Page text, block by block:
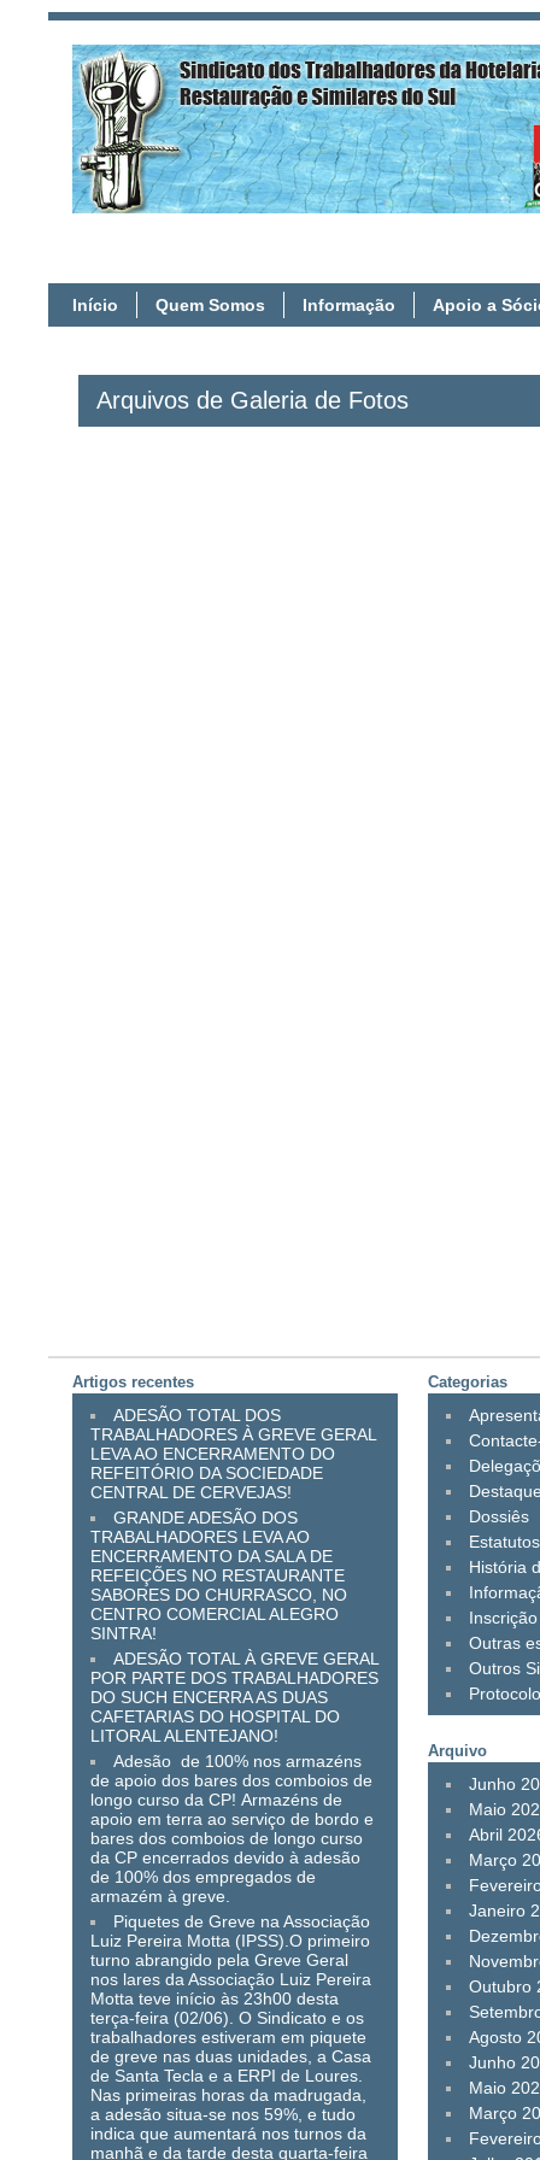
Início Quem Somos Informação Apoio a
Arquivos de Galeria de Fotos
Artigos recentes
ADESÃO TOTAL DOS
TRABALHADORES À GREVE GERAL
LEVA AO ENCERRAMENTO DO
REFEITÓRIO DA SOCIEDADE
CENTRAL DE CERVEJAS!
GRANDE ADESÃO DOS
TRABALHADORES LEVA AO
ENCERRAMENTO DA SALA DE
REFEIÇÕES NO RESTAURANTE
SABORES DO CHURRASCO, NO
CENTRO COMERCIAL ALEGRO
SINTRA!
ADESÃO TOTAL À GREVE GERAL
POR PARTE DOS TRABALHADORES
DO SUCH ENCERRA AS DUAS
CAFETARIAS DO HOSPITAL DO
LITORAL ALENTEJANO!
Adesão de 100% nos armazéns
de apoio dos bares dos comboios de
longo curso da CP! Armazéns de
apoio em terra ao serviço de bordo e
bares dos comboios de longo curso
da CP encerrados devido à adesão
de 100% dos empregados de
armazém à greve.
Piquetes de Greve na Associação
Luiz Pereira Motta (IPSS).O primeiro
turno abrangido pela Greve Geral
nos lares da Associação Luiz Pereira
Motta teve início às 23h00 desta
terça-feira (02/06). O Sindicato e os
trabalhadores estiveram em piquete
de greve nas duas unidades, a Casa
de Santa Tecla e a ERPI de Loures.
Nas primeiras horas da madrugada,
a adesão situa-se nos 59%, e tudo
indica que aumentará nos turnos da
manhã e da tarde desta quarta-feira
Categorias
Dossiês
Estatutos
História
Outras
Outros
Arquivo
Junho
Maio
Abril
Março
Janeiro
Outubro
Agosto
Junho
Maio
Março